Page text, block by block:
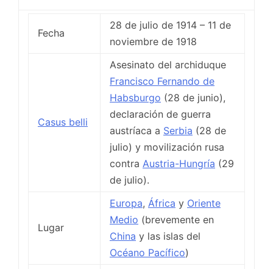
Fecha
28 de julio de 1914 – 11 de
noviembre de 1918
Casus belli
Asesinato del archiduque
Francisco Fernando de
Habsburgo (28 de junio),
declaración de guerra
austríaca a Serbia (28 de
julio) y movilización rusa
contra Austria-Hungría (29
de julio).
Lugar
Europa, África y Oriente
Medio (brevemente en
China y las islas del
Océano Pacífico)